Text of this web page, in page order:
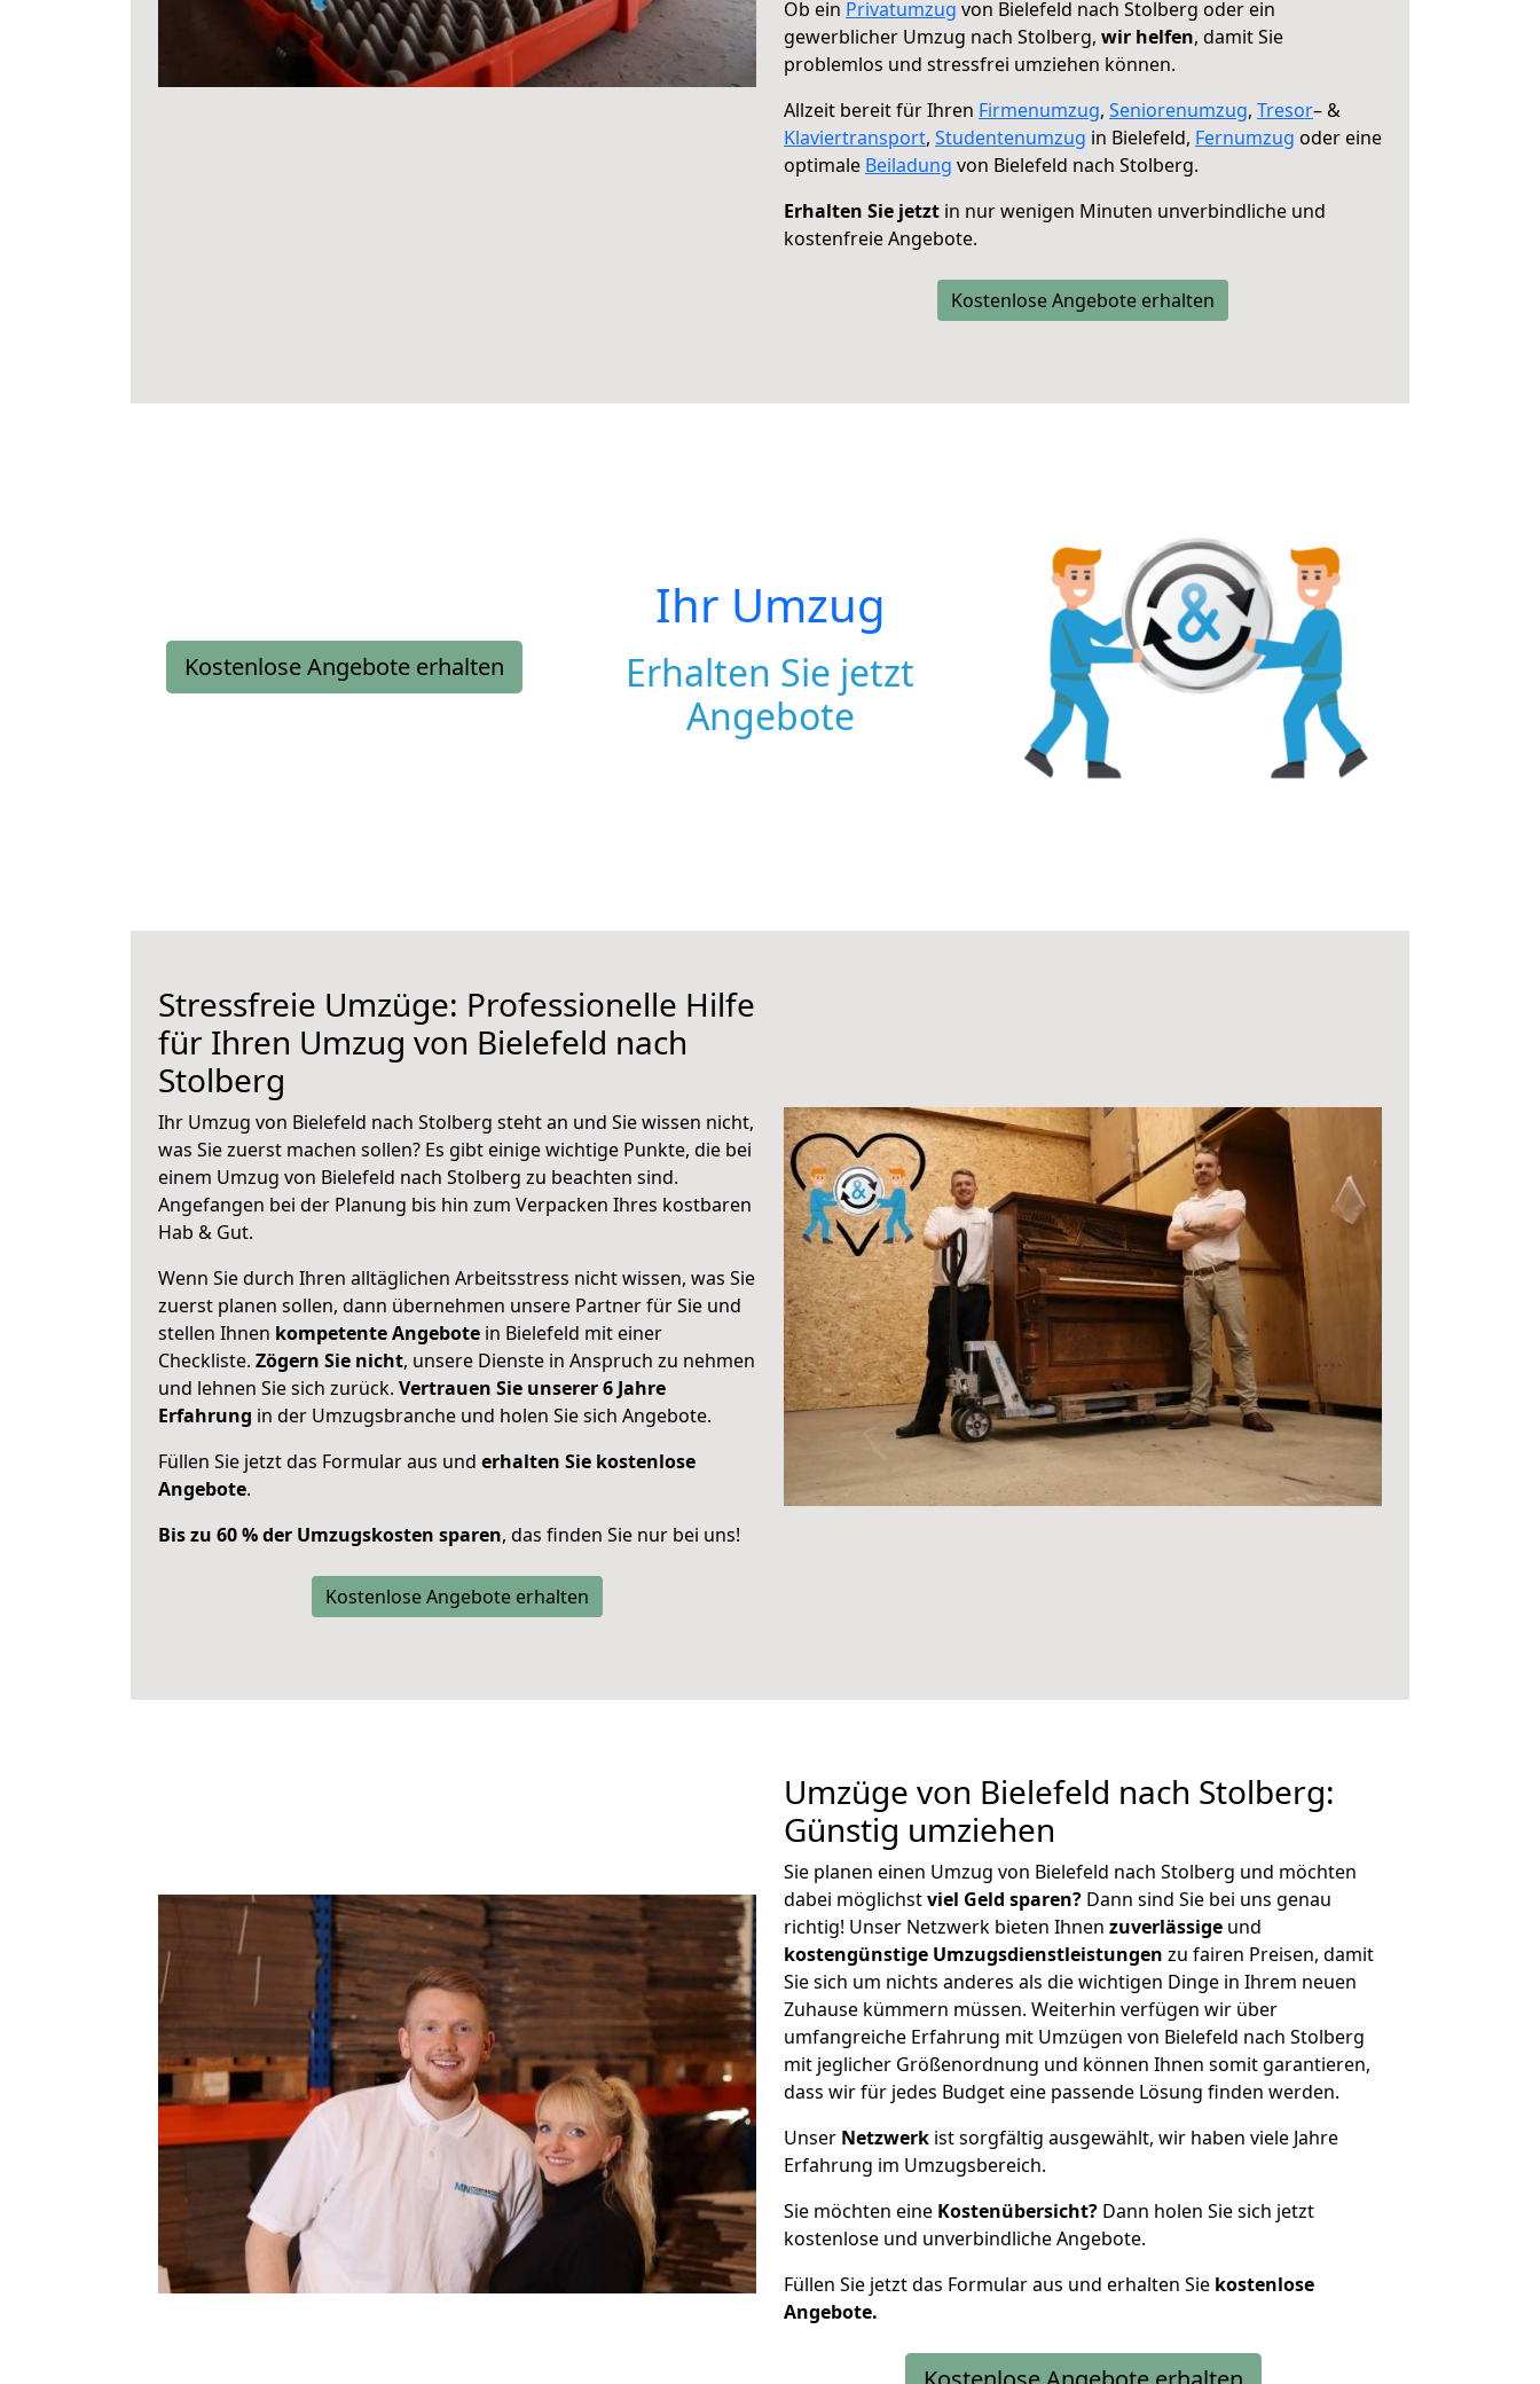
Ob ein Privatumzug von Bielefeld nach Stolberg oder ein
gewerblicher Umzug nach Stolberg, wir helfen, damit Sie
problemlos und stressfrei umziehen können.
Allzeit bereit für Ihren Firmenumzug, Seniorenumzug, Tresor– &
Klaviertransport, Studentenumzug in Bielefeld, Fernumzug oder eine
optimale Beiladung von Bielefeld nach Stolberg.
Erhalten Sie jetzt in nur wenigen Minuten unverbindliche und
kostenfreie Angebote.
Kostenlose Angebote erhalten
Kostenlose Angebote erhalten
Ihr Umzug
Erhalten Sie jetzt
Angebote
Stressfreie Umzüge: Professionelle Hilfe
für Ihren Umzug von Bielefeld nach
Stolberg
Ihr Umzug von Bielefeld nach Stolberg steht an und Sie wissen nicht,
was Sie zuerst machen sollen? Es gibt einige wichtige Punkte, die bei
einem Umzug von Bielefeld nach Stolberg zu beachten sind.
Angefangen bei der Planung bis hin zum Verpacken Ihres kostbaren
Hab & Gut.
Wenn Sie durch Ihren alltäglichen Arbeitsstress nicht wissen, was Sie
zuerst planen sollen, dann übernehmen unsere Partner für Sie und
stellen Ihnen kompetente Angebote in Bielefeld mit einer
Checkliste. Zögern Sie nicht, unsere Dienste in Anspruch zu nehmen
und lehnen Sie sich zurück. Vertrauen Sie unserer 6 Jahre
Erfahrung in der Umzugsbranche und holen Sie sich Angebote.
Füllen Sie jetzt das Formular aus und erhalten Sie kostenlose
Angebote.
Bis zu 60 % der Umzugskosten sparen, das finden Sie nur bei uns!
Kostenlose Angebote erhalten
Umzüge von Bielefeld nach Stolberg:
Günstig umziehen
Sie planen einen Umzug von Bielefeld nach Stolberg und möchten
dabei möglichstviel Geld sparen? Dann sind Sie bei uns genau
richtig! Unser Netzwerk bieten Ihnen zuverlässige und
kostengünstige Umzugsdienstleistungen zu fairen Preisen, damit
Sie sich um nichts anderes als die wichtigen Dinge in Ihrem neuen
Zuhause kümmern müssen. Weiterhin verfügen wir über
umfangreiche Erfahrung mit Umzügen von Bielefeld nach Stolberg
mit jeglicher Größenordnung und können Ihnen somit garantieren,
dass wir für jedes Budget eine passende Lösung finden werden.
Unser Netzwerk ist sorgfältig ausgewählt, wir haben viele Jahre
Erfahrung im Umzugsbereich.
Sie möchten eine Kostenübersicht? Dann holen Sie sich jetzt
kostenlose und unverbindliche Angebote.
Füllen Sie jetzt das Formular aus und erhalten Sie kostenlose
Angebote.